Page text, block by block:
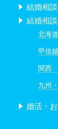
結婚相
結婚相
北海
甲信
関西
九州
婚活・